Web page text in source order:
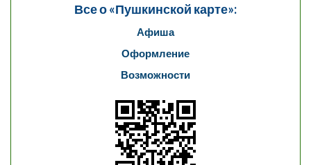
Все о «Пушкинской карте»:
Афиша
Оформление
Возможности